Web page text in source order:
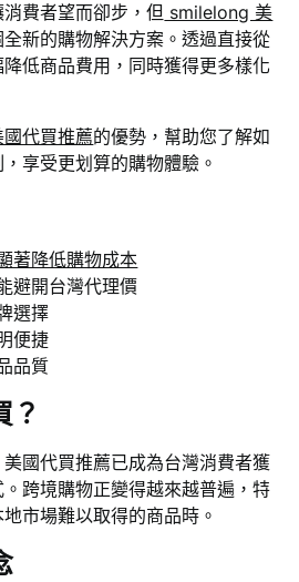
費者望而卻步，但 smilelong 美
新的購物解決方案。透過直接從
低商品費用，同時獲得更多樣化
國代買推薦的優勢，幫助您了解如
享受更划算的購物體驗。
著降低購物成本
避開台灣代理價
選擇
便捷
品質
？
國代買推薦已成為台灣消費者獲
跨境購物正變得越來越普遍，特
市場難以取得的商品時。